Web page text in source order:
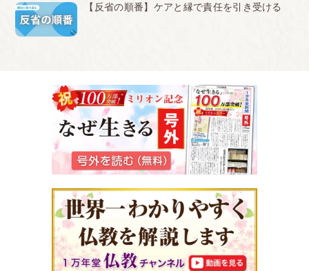
【反省の順番】ケアと縁で責任を引き受ける